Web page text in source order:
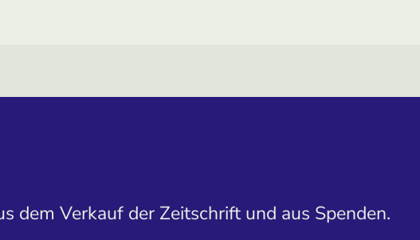
dem Verkauf der Zeitschrift und aus Spenden.